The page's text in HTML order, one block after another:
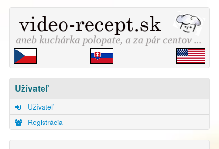
Užívateľ
Užívateľ
Registrácia